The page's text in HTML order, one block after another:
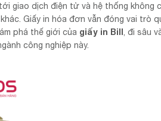
giao dịch điện tử và hệ thống không
Giấy in hóa đơn vẫn đóng vai trò
phá thế giới của giấy in Bill , đi sâu
công nghiệp này.